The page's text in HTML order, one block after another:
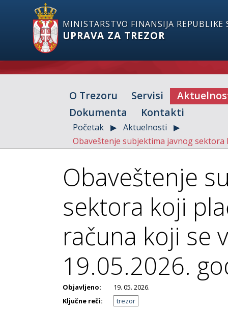
MINISTARSTVO FINANSIJA REPUBLIKE
UPRAVA ZA TREZOR
O Trezoru Servisi
Dokumenta
Kontakti
Početak
Aktuelnosti
Obaveštenje subjektima javnog sektora
Obaveštenje
sektora koji
računa koji se
19.05.2026.
Objavljeno:
19. 05. 2026.
Ključne reči:
trezor